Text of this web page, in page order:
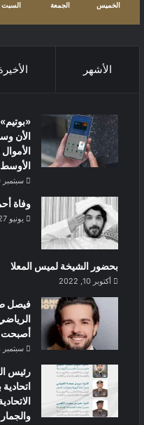
الخميس الجمعة السبت
الأشهر
الأن
الأوسط
سبتمبر 20, 2024
وفاة
يونيو 27, 2024
بحضور الشيخة لميس المعلا
أكتوبر 10, 2022
‏فيصل
أصبحت
سبتمبر 28, 2025
رئيس